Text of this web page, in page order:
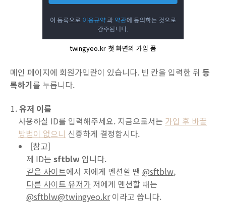
twingyeo.kr 첫 화면의 가입 폼
메인 페이지에 회원가입란이 있습니다. 빈 칸을 입력한 뒤 등
록하기를 누릅니다.
유저 이름
사용하실 ID를 입력해주세요. 지금으로서는 가입 후 바꿀
방법이 없으니 신중하게 결정합시다.
[참고]
제 ID는 sftblw 입니다.
같은 사이트에서 저에게 멘션할 땐 @sftblw,
다른 사이트 유저가 저에게 멘션할 때는
@sftblw@twingyeo.kr이라고 씁니다.